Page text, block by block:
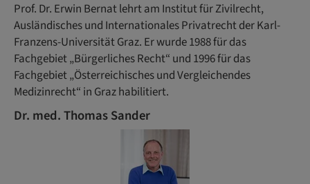
Prof. Dr. Erwin Bernat lehrt am Institut für Zivilrecht,
Ausländisches und Internationales Privatrecht der Karl-
Franzens-Universität Graz. Er wurde 1988 für das
Fachgebiet „Bürgerliches Recht“ und 1996 für das
Fachgebiet „Österreichisches und Vergleichendes
Medizinrecht“ in Graz habilitiert.
Dr. med. Thomas Sander